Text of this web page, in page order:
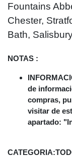
Fountains
Chester,
Bath,
NOTAS :
de
compras,
visitar de
apartado:
CATEGORIA: